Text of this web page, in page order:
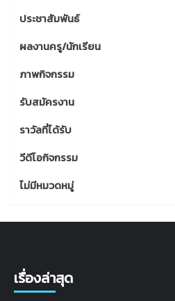
ประชาสัมพันธ์
ผลงานครู/นักเรียน
ภาพกิจกรรม
รับสมัครงาน
ราวัลที่ได้รับ
วีดีโอกิจกรรม
ไม่มีหมวดหมู่
เรื่องล่าสุด